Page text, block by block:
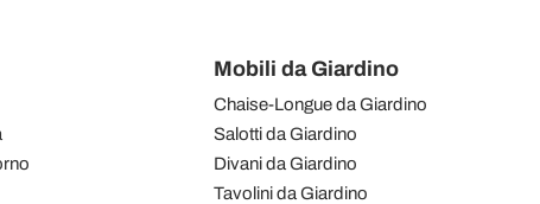
Mobili da Giardino
Chaise-Longue da Giardino
Salotti da Giardino
Divani da Giardino
Tavolini da Giardino